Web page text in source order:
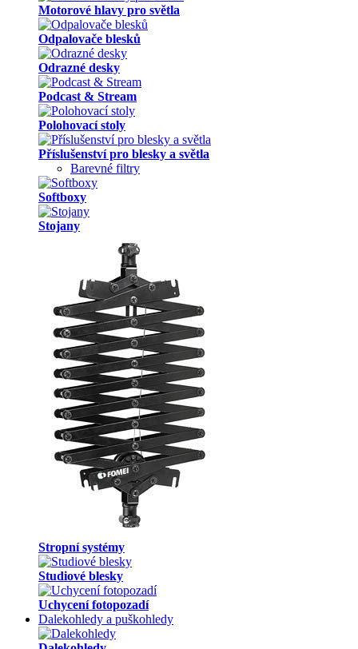
Motorové hlavy pro světla
Odpalovače blesků
Odrazné desky
Podcast & Stream
Polohovací stoly
Příslušenství pro blesky a světla
Barevné filtry
Softboxy
Stojany
Stropní systémy
Studiové blesky
Uchycení fotopozadí
Dalekohledy a puškohledy